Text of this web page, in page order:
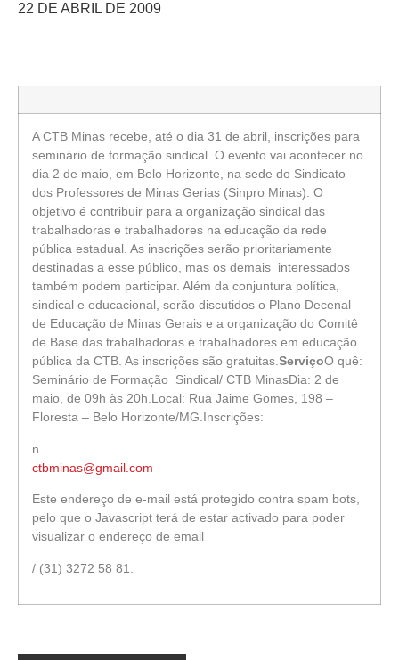
22 DE ABRIL DE 2009
A CTB Minas recebe, até o dia 31 de abril, inscrições para
seminário de formação sindical. O evento vai acontecer no
dia 2 de maio, em Belo Horizonte, na sede do Sindicato
dos Professores de Minas Gerias (Sinpro Minas). O
objetivo é contribuir para a organização sindical das
trabalhadoras e trabalhadores na educação da rede
pública estadual. As inscrições serão prioritariamente
destinadas a esse público, mas os demais interessados
também podem participar. Além da conjuntura política,
sindical e educacional, serão discutidos o Plano Decenal
de Educação de Minas Gerais e a organização do Comitê
de Base das trabalhadoras e trabalhadores em educação
pública da CTB. As inscrições são gratuitas.ServiçoO quê:
Seminário de Formação Sindical/ CTB MinasDia: 2 de
maio, de 09h às 20h.Local: Rua Jaime Gomes, 198 –
Floresta – Belo Horizonte/MG.Inscrições:
n
ctbminas@gmail.com
Este endereço de e-mail está protegido contra spam bots,
pelo que o Javascript terá de estar activado para poder
visualizar o endereço de email
/ (31) 3272 58 81.